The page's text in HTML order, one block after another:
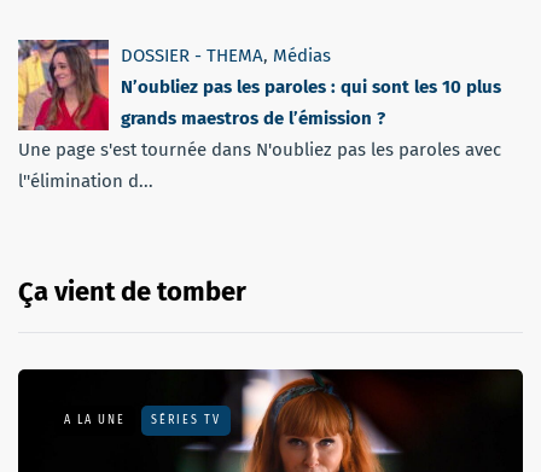
DOSSIER - THEMA, Médias
N’oubliez pas les paroles : qui sont les 10 plus
grands maestros de l’émission ?
Une page s'est tournée dans N'oubliez pas les paroles avec
l''élimination d...
Ça vient de tomber
A LA UNE SÉRIES TV